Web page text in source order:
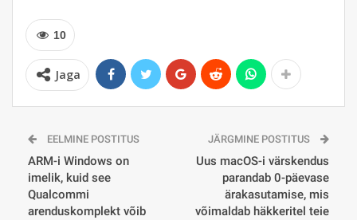
10
Jaga
EELMINE POSTITUS
ARM-i Windows on
imelik, kuid see
Qualcommi
arenduskomplekt võib
JÄRGMINE POSTITUS
Uus macOS-i värskendus
parandab 0-päevase
ärakasutamise, mis
võimaldab häkkeritel teie